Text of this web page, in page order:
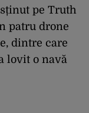
pe Truth
patru drone
dintre care
lovit o navă